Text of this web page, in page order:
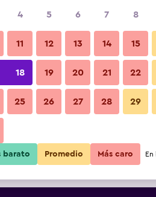
Proveedor Total noche
$83 Ver
$84
$86 Ver
Chaumont
4 5 6 7 8
11 12 13 14 15
18 19 20 21 22
25 26 27 28 29
barato Promedio Más caro En